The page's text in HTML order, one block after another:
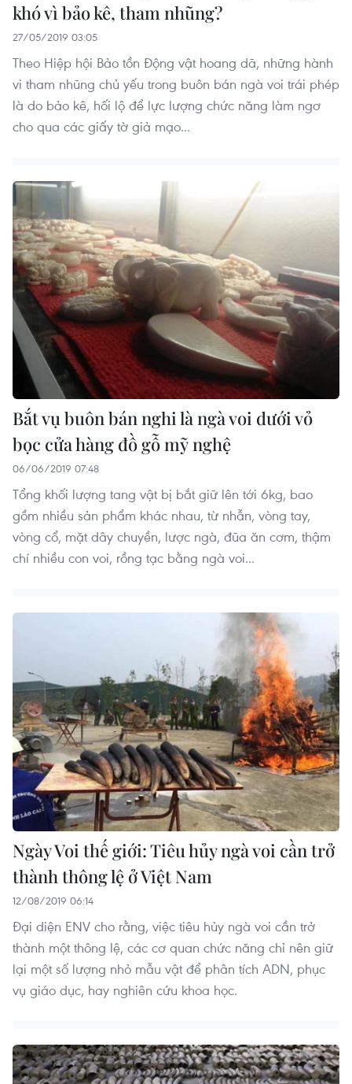
khó vì bảo kê, tham nhũng?
27/05/2019 03:05
Theo Hiệp hội Bảo tồn Động vật hoang dã, những hành
vi tham nhũng chủ yếu trong buôn bán ngà voi trái phép
là do bảo kê, hối lộ để lực lượng chức năng làm ngơ
cho qua các giấy tờ giả mạo...
Bắt vụ buôn bán nghi là ngà voi dưới vỏ
bọc cửa hàng đồ gỗ mỹ nghệ
06/06/2019 07:48
Tổng khối lượng tang vật bị bắt giữ lên tới 6kg, bao
gồm nhiều sản phẩm khác nhau, từ nhẫn, vòng tay,
vòng cổ, mặt dây chuyền, lược ngà, đũa ăn cơm, thậm
chí nhiều con voi, rồng tạc bằng ngà voi...
Ngày Voi thế giới: Tiêu hủy ngà voi cần trở
thành thông lệ ở Việt Nam
12/08/2019 06:14
Đại diện ENV cho rằng, việc tiêu hủy ngà voi cần trở
thành một thông lệ, các cơ quan chức năng chỉ nên giữ
lại một số lượng nhỏ mẫu vật để phân tích ADN, phục
vụ giáo dục, hay nghiên cứu khoa học.